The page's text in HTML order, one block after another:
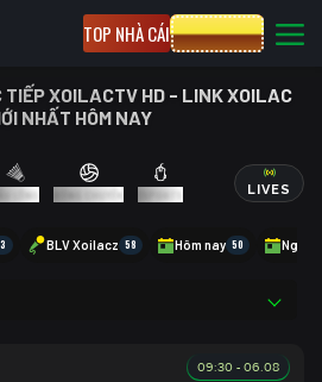
TOP NHÀ CÁI CƯỢC 8XBET
XOILACTV HD - LINK XOILAC
NHẤT HÔM NAY
CẦU LÔNG BÓNG CHUYỀN LIVES
BLV Xoilacz 58 Hôm nay 50 Ngày
09:30 - 06.08